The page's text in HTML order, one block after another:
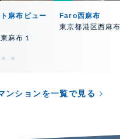
麻布ビュー
麻布１
Faro西麻布
東京都港区西麻
ンションを一覧で見る